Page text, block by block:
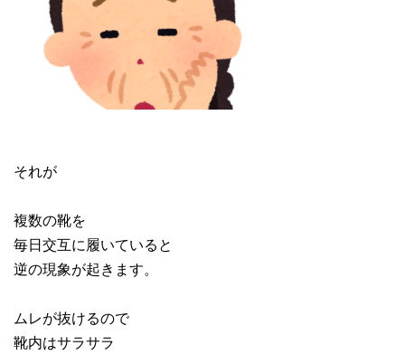
それが
複数の靴を
毎日交互に履いていると
逆の現象が起きます。
ムレが抜けるので
靴内はサラサラ